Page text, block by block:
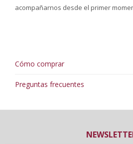
acompañarnos desde el primer
Cómo comprar
Preguntas frecuentes